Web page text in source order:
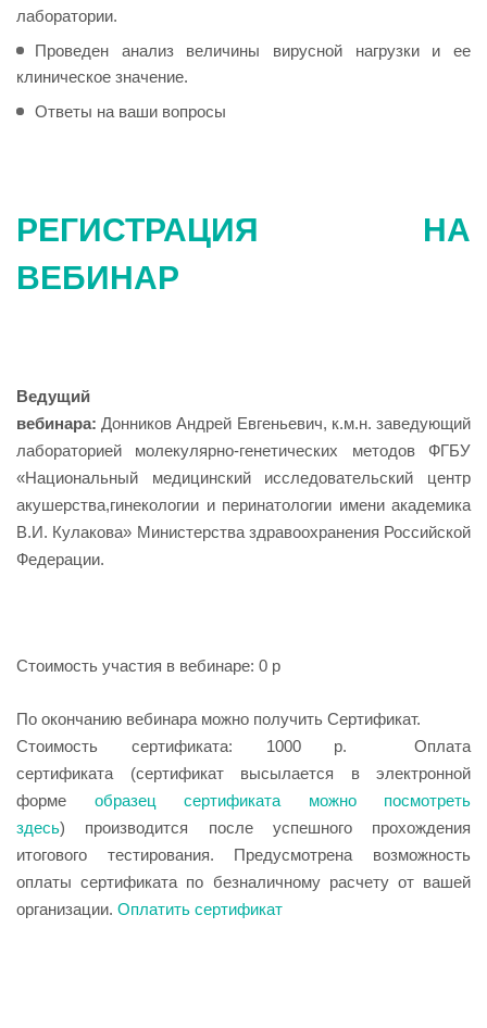
лаборатории.
Проведен анализ величины вирусной нагрузки и ее
клиническое значение.
Ответы на ваши вопросы
РЕГИСТРАЦИЯ НА
ВЕБИНАР
Ведущий
вебинара: Донников Андрей Евгеньевич, к.м.н. заведующий
лабораторией молекулярно-генетических методов ФГБУ
«Национальный медицинский исследовательский центр
акушерства,гинекологии и перинатологии имени академика
В.И. Кулакова» Министерства здравоохранения Российской
Федерации.
Стоимость участия в вебинаре: 0 р
По окончанию вебинара можно получить Сертификат.
Стоимость сертификата: 1000 р. Оплата
сертификата (сертификат высылается в электронной
форме образец сертификата можно посмотреть
здесь) производится после успешного прохождения
итогового тестирования. Предусмотрена возможность
оплаты сертификата по безналичному расчету от вашей
организации. Оплатить сертификат